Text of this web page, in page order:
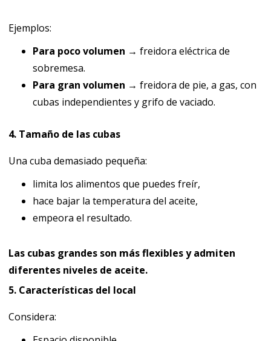
Ejemplos:
Para poco volumen → freidora eléctrica de
sobremesa.
Para gran volumen → freidora de pie, a gas, con
cubas independientes y grifo de vaciado.
4. Tamaño de las cubas
Una cuba demasiado pequeña:
limita los alimentos que puedes freír,
hace bajar la temperatura del aceite,
empeora el resultado.
Las cubas grandes son más flexibles y admiten
diferentes niveles de aceite.
5. Características del local
Considera: